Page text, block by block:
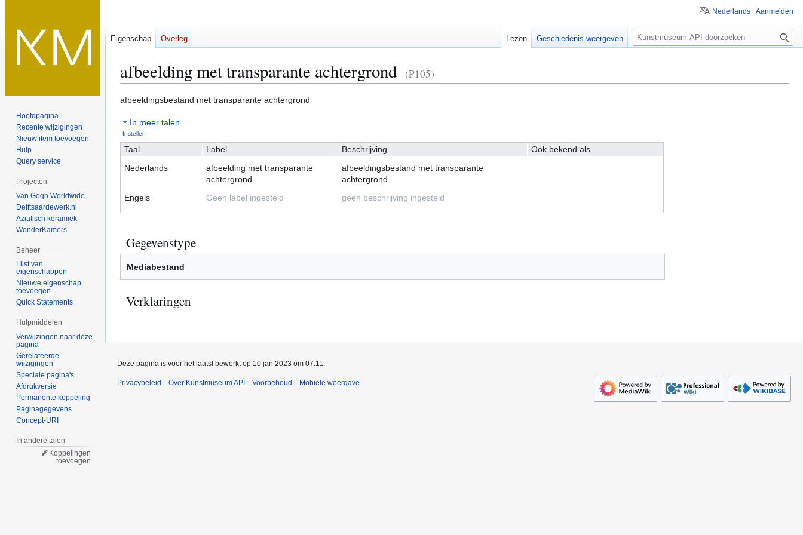
afbeelding met transparante achtergrond (P105)
Naar
springen
Naar
springen
afbeeldingsbestand met transparante achtergrond
In meer talen
Instellen
Taal Label Beschrijving
Ook bekend als
Nederlands
afbeelding met transparante
achtergrond
afbeeldingsbestand met transparante
achtergrond
Engels
Geen label ingesteld geen beschrijving ingesteld
Gegevenstype
Mediabestand
Verklaringen
Nederlands Aanmelden
Eigenschap Overleg Lezen Geschiedenis weergeven
Z
o
e
Hoofdpagina
Recente wijzigingen
Nieuw item toevoegen
Hulp
Query service
Projecten
Van Gogh Worldwide
Delftsaardewerk.nl
Aziatisch keramiek
WonderKamers
Beheer
Lijst van
eigenschappen
Nieuwe eigenschap
toevoegen
Quick Statements
Hulpmiddelen
Verwijzingen naar deze
pagina
Gerelateerde
wijzigingen
Speciale pagina's
Afdrukversie
Permanente koppeling
Paginagegevens
Concept-URI
In andere talen
Koppelingen
toevoegen
Deze pagina is voor het laatst bewerkt op 10 jan 2023 om 07:11.
Privacybeleid Over Kunstmuseum API Voorbehoud Mobiele weergave